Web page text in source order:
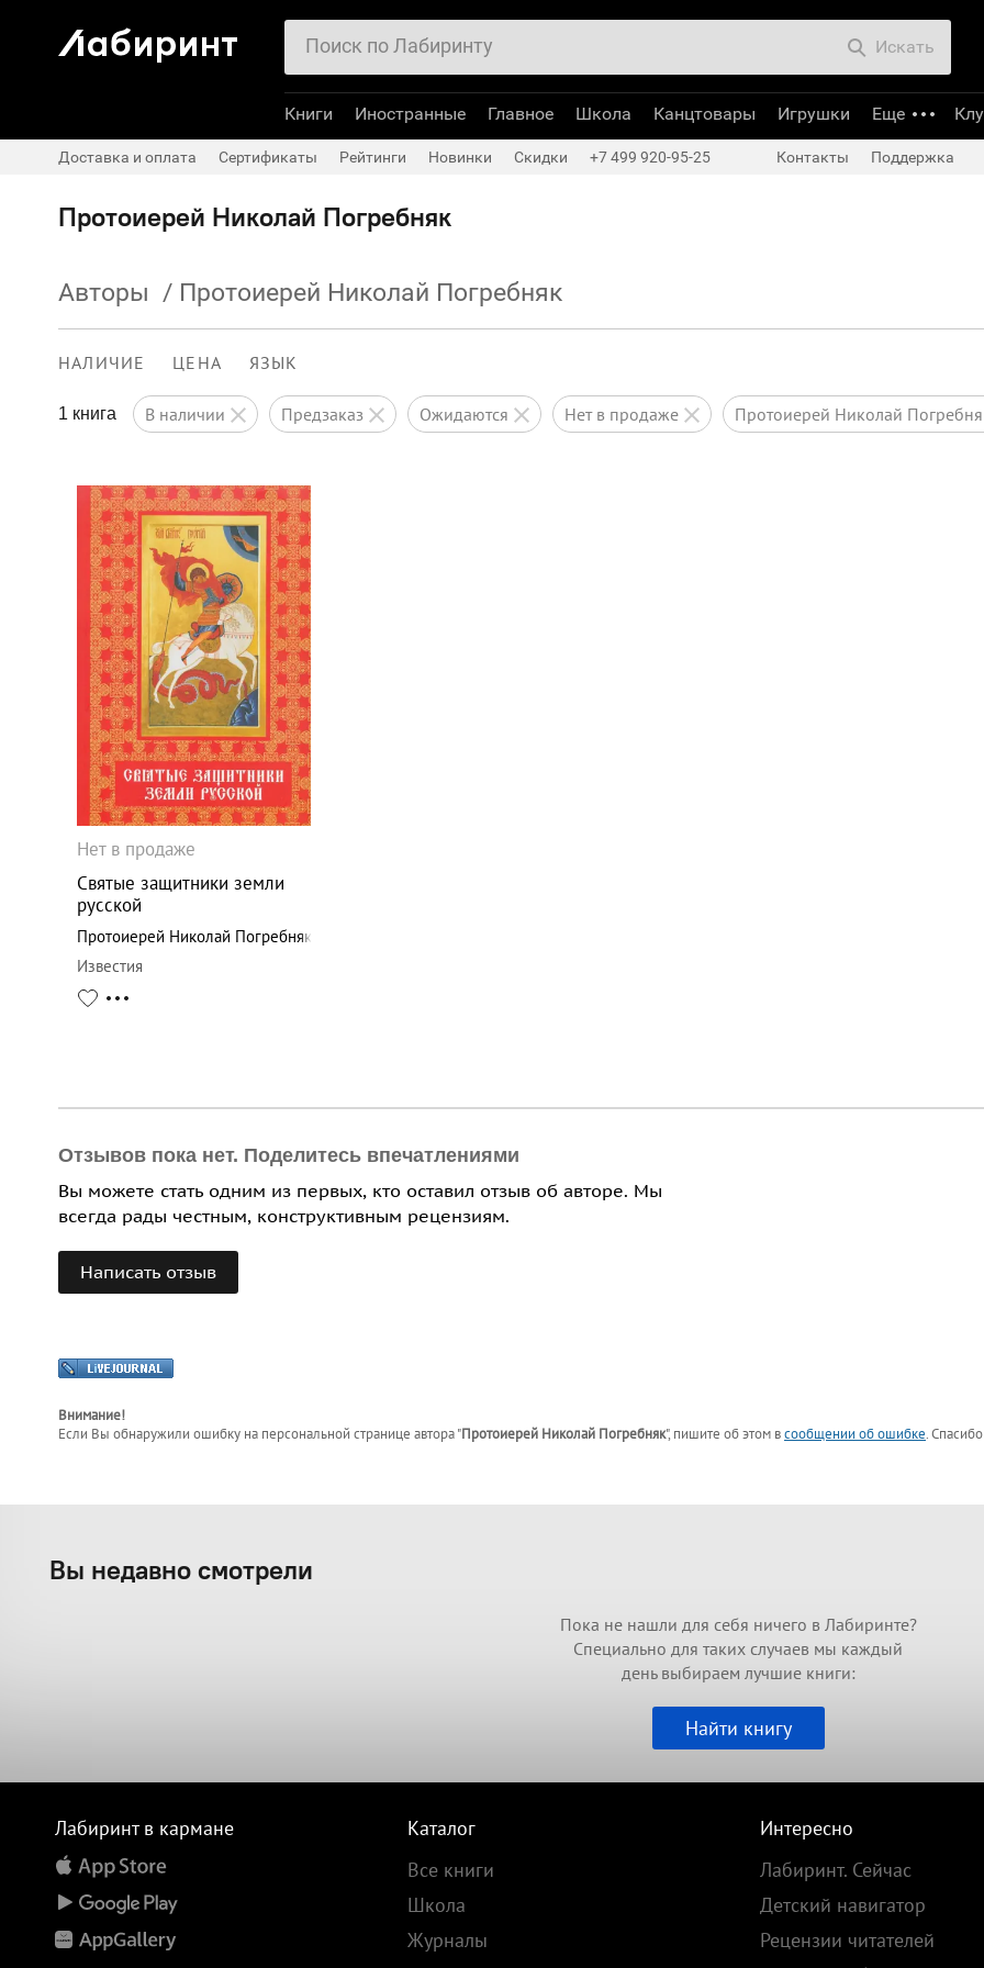
Протоиерей Николай Погребняк
Авторы / Протоиерей Николай Погребняк
НАЛИЧИЕ ЦЕНА ЯЗЫК
1 книга в наличии предзаказ ожидаются нет в продаже Протоиерей Николай
Нет в продаже
Святые защитники земли
русской
Протоиерей Николай Погребняк
Известия
Отзывов пока нет. Поделитесь впечатлениями
Вы можете стать одним из первых, кто оставил отзыв об авторе. Мы
всегда рады честным, конструктивным рецензиям.
Написать отзыв
Внимание!
Если Вы обнаружили ошибку на персональной странице автора "Протоиерей Николай Погребняк", пишите об этом всообщении об ошибке.
Искать
Книги Иностранные Главное Школа Канцтовары Игрушки Еще
Доставка и оплата Сертификаты Рейтинги Новинки Скидки +7 499 920-95-25 Контакты Поддержка
Вы недавно смотрели
Пока не нашли для себя ничего в Лабиринте?
Специально для таких случаев мы каждый
день выбираем лучшие книги:
Найти книгу
Лабиринт в кармане
Каталог
Все книги
Школа
Журналы
Интересно
Лабиринт. Сейчас
Детский навигатор
Рецензии читателей